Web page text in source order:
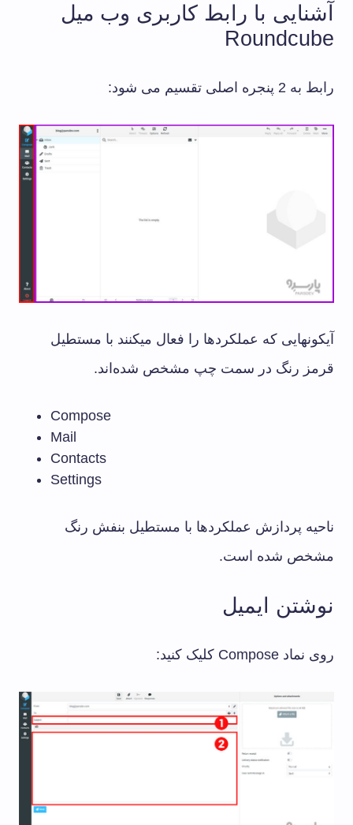
آشنایی با رابط کاربری وب میل
Roundcube
رابط به 2 پنجره اصلی تقسیم می شود:
آیکونهایی که عملکردها را فعال میکنند با مستطیل
قرمز رنگ در سمت چپ مشخص شده‌اند.
Compose
Mail
Contacts
Settings
ناحیه پردازش عملکردها با مستطیل بنفش رنگ
مشخص شده است.
نوشتن ایمیل
روی نماد Compose کلیک کنید: